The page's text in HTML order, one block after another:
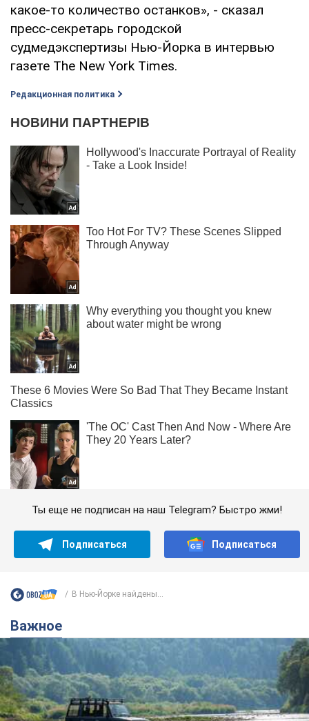
какое-то количество останков», - сказал
пресс-секретарь городской
судмедэкспертизы Нью-Йорка в интервью
газете The New York Times.
Редакционная политика
Ты еще не подписан на наш Telegram? Быстро жми!
Подписаться Подписаться
В Нью-Йорке найдены...
Важное